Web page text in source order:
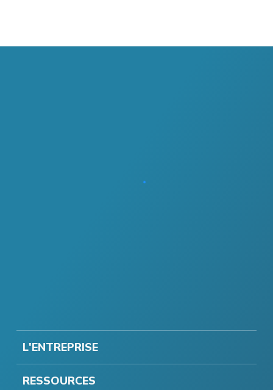
L'ENTREPRISE
RESSOURCES